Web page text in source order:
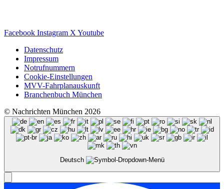
Facebook Instagram X Youtube
Datenschutz
Impressum
Notrufnummern
Cookie-Einstellungen
MVV-Fahrplanauskunft
Branchenbuch München
© Nachrichten München 2026
Deutsch